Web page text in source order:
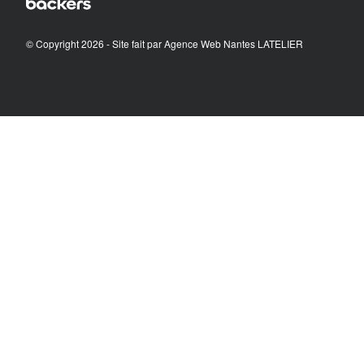
© Copyright 2026 - Site fait parAgence Web Nantes LATELIER